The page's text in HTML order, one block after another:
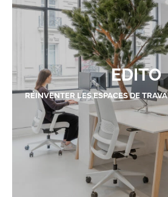
EDITO
RÉINVENTER LES ESPACES DE